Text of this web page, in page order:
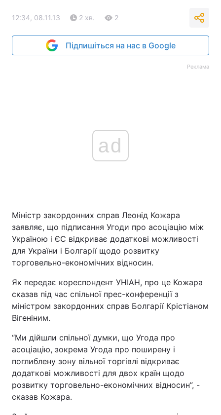
12:34, 08.11.13 2 хв. 2
Підпишіться на нас в Google
Реклама
ad
Міністр закордонних справ Леонід Кожара
заявляє, що підписання Угоди про асоціацію між
Україною і ЄС відкриває додаткові можливості
для України і Болгарії щодо розвитку
торговельно-економічних відносин.
Як передає кореспондент УНІАН, про це Кожара
сказав під час спільної прес-конференції з
міністром закордонних справ Болгарії Крістіаном
Вігеніним.
“Ми дійшли спільної думки, що Угода про
асоціацію, зокрема Угода про поширену і
поглиблену зону вільної торгівлі відкриває
додаткові можливості для двох країн щодо
розвитку торговельно-економічних відносин”, -
сказав Кожара.